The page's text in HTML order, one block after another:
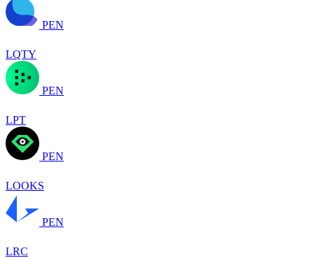
PEN
LQTY
PEN
LPT
PEN
LOOKS
PEN
LRC